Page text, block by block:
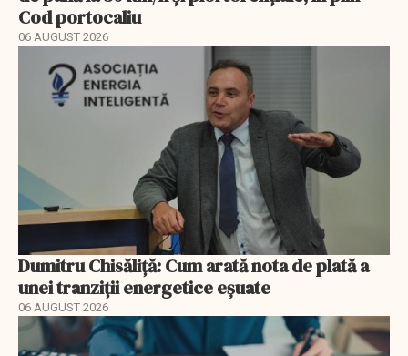
Cod portocaliu
06 AUGUST 2026
Dumitru Chisăliță: Cum arată nota de plată a
unei tranziții energetice eșuate
06 AUGUST 2026